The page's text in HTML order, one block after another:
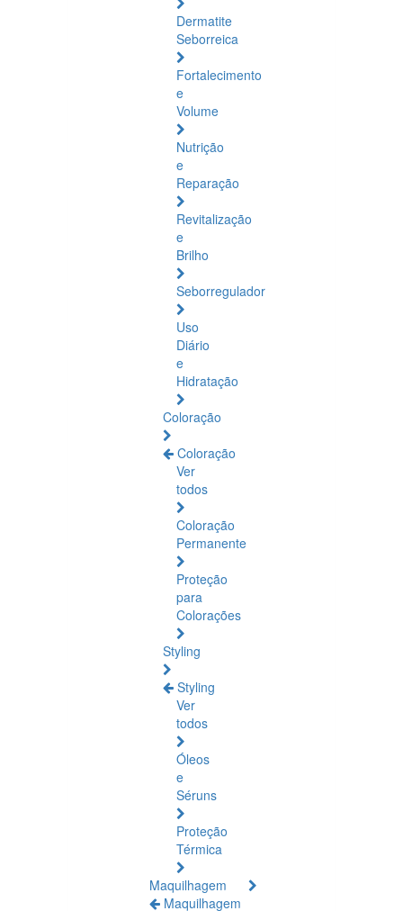
Dermatite
Seborreica
Fortalecimento
e
Volume
Nutrição
e
Reparação
Revitalização
e
Brilho
Seborregulador
Uso
Diário
e
Hidratação
Coloração
Coloração
Ver
todos
Coloração
Permanente
Proteção
para
Colorações
Styling
Styling
Ver
todos
Óleos
e
Séruns
Proteção
Térmica
Maquilhagem
Maquilhagem